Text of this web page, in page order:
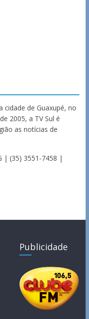
cidade de Guaxupé, no
2005, a TV Sul é
as notícias de
| (35) 3551-7458 |
Publicidade